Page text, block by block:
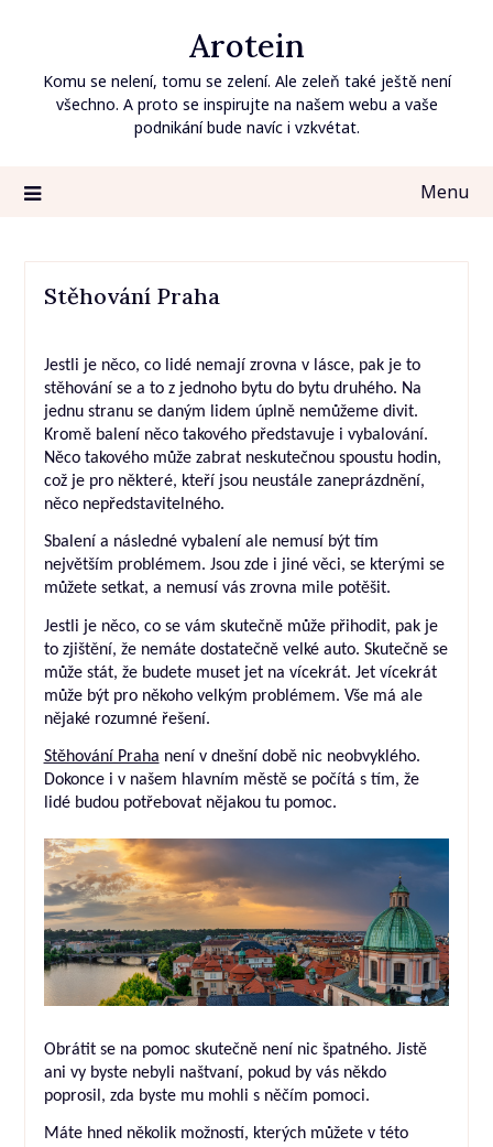
content
Arotein
Komu se nelení, tomu se zelení. Ale zeleň také ještě není
všechno. A proto se inspirujte na našem webu a vaše
podnikání bude navíc i vzkvétat.
Menu
Stěhování Praha
Jestli je něco, co lidé nemají zrovna v lásce, pak je to
stěhování se a to z jednoho bytu do bytu druhého. Na
jednu stranu se daným lidem úplně nemůžeme divit.
Kromě balení něco takového představuje i vybalování.
Něco takového může zabrat neskutečnou spoustu hodin,
což je pro některé, kteří jsou neustále zaneprázdnění,
něco nepředstavitelného.
Sbalení a následné vybalení ale nemusí být tím
největším problémem. Jsou zde i jiné věci, se kterými se
můžete setkat, a nemusí vás zrovna mile potěšit.
Jestli je něco, co se vám skutečně může přihodit, pak je
to zjištění, že nemáte dostatečně velké auto. Skutečně se
může stát, že budete muset jet na vícekrát. Jet vícekrát
může být pro někoho velkým problémem. Vše má ale
nějaké rozumné řešení.
Stěhování Praha není v dnešní době nic neobvyklého.
Dokonce i v našem hlavním městě se počítá s tím, že
lidé budou potřebovat nějakou tu pomoc.
Obrátit se na pomoc skutečně není nic špatného. Jistě
ani vy byste nebyli naštvaní, pokud by vás někdo
poprosil, zda byste mu mohli s něčím pomoci.
Máte hned několik možností, kterých můžete v této